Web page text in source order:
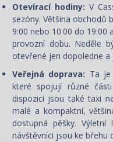
Otevírací hodiny: V
sezóny. Většina obchodů
9:00 nebo 10:00 do 19:00
provozní dobu. Neděle
otevřené jen dopoledne a
Veřejná doprava: Ta je
které spojují různé
dispozici jsou také taxi
malé a kompaktní,
dostupná pěšky.
návštěvníci jsou ke břehu